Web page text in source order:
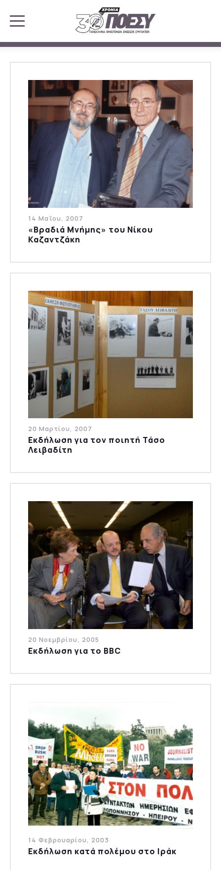
14 Μαΐου, 2007
«Βραδιά Μνήμης» του Νίκου
Καζαντζάκη
20 Μαρτίου, 2007
Εκδήλωση για τον ποιητή Τάσο
Λειβαδίτη
20 Νοεμβρίου, 2005
Εκδήλωση για τo BBC
14 Φεβρουαρίου, 2003
Εκδήλωση κατά πολέμου στο Ιράκ